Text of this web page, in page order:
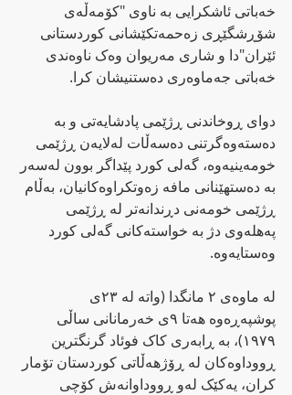
خەباتی ئاشکرایی بە ناوی "کۆمەڵەی
شۆڕشگێڕی زەحمەتکێشانی کوردستانی
ئێران"دا و شاری مەریوان وەک ناوەندی
خەباتی جەماوەری دەستنیشان کرا.
دوای ڕوخاندنی ڕژێمی پادشایەتی و بە
دەستەوەگرتنی دەسەڵات لەلایەن ڕژێمی
خومەینیەوە، گەلی کورد پێداگر بوون لەسەر
بە دەستهێنانی مافە زەوتکراوەکانیان، بەڵام
ڕژێمی خومەنی دڕندانەتر لە ڕژێمی
پەهلەوی دژ بە خواستەکانی گەلی کورد
وەستایەوە.
لە ماوەی ٢ مانگدا (واتە لە ٢٣ی
پوشپەڕەوە هەتا ٩ی خەرمانانی ساڵی
١٩٧٩)، بە ڕابەری کاک فوئاد گرنگترین
ڕووداوەکان لە ڕۆژهەڵاتی کوردستان تۆمار
کران، یەکێک لەو ڕووداوانەش کۆچی